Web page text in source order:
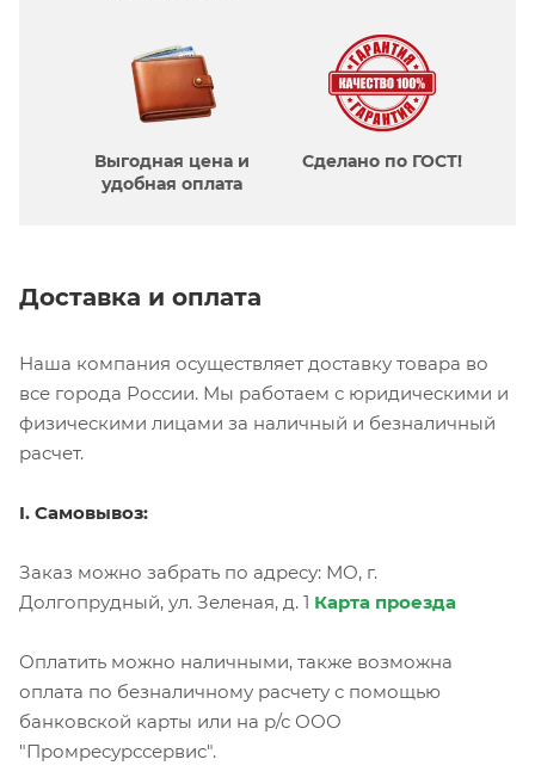
Выгодная цена и
удобная оплата
Сделано по ГОСТ!
Доставка и оплата
Наша компания осуществляет доставку товара во
все города России. Мы работаем с юридическими и
физическими лицами за наличный и безналичный
расчет.
I. Самовывоз:
Заказ можно забрать по адресу: МО, г.
Долгопрудный, ул. Зеленая, д. 1 Карта проезда
Оплатить можно наличными, также возможна
оплата по безналичному расчету с помощью
банковской карты или на р/с ООО
"Промресурссервис".